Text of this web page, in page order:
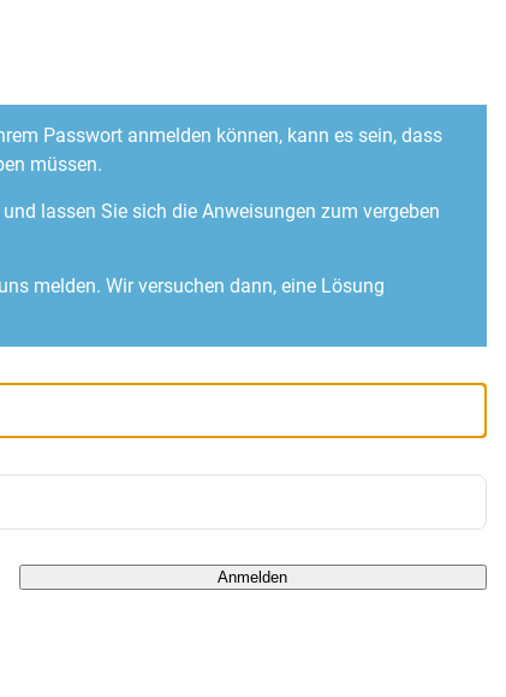
Passwort anmelden können, kann es sein, dass
müssen.
lassen Sie sich die Anweisungen zum vergeben
melden. Wir versuchen dann, eine Lösung